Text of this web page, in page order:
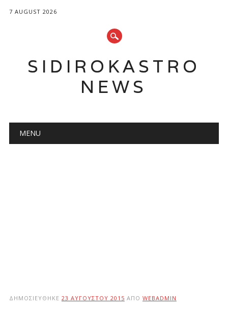
7 AUGUST 2026
SIDIROKASTRO
NEWS
Main menu
MENU
ΔΗΜΟΣΙΕΎΘΗΚΕ 23 ΑΥΓΟΎΣΤΟΥ 2015 ΑΠΌ WEBADMIN